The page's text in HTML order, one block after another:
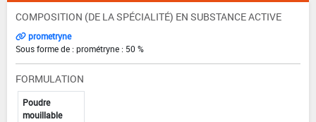
COMPOSITION (DE LA SPÉCIALITÉ) EN SUBSTANCE ACTIVE
prometryne
Sous forme de : prométryne : 50 %
FORMULATION
Poudre
mouillable